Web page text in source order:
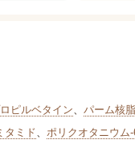
ピルベタイン、 パーム核
タミド、 ポリクオタニウム-